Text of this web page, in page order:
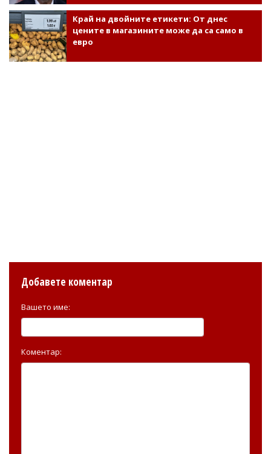
Край на двойните етикети: От днес
цените в магазините може да са само в
евро
Добавете коментар
Вашето име:
Коментар: